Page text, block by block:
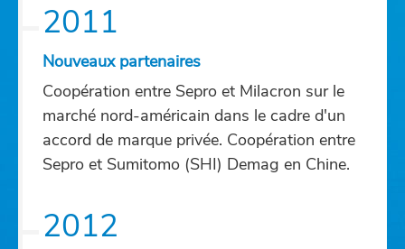
2011
Nouveaux partenaires
Coopération entre Sepro et Milacron sur le
marché nord-américain dans le cadre d'un
accord de marque privée. Coopération entre
Sepro et Sumitomo (SHI) Demag en Chine.
2012